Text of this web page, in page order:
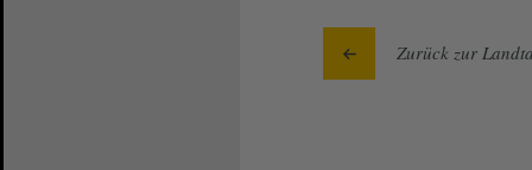
Zurück zur